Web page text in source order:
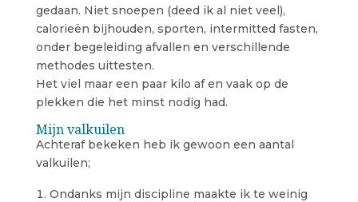
gedaan. Niet snoepen (deed ik al niet veel),
calorieën bijhouden, sporten, intermitted fasten,
onder begeleiding afvallen en verschillende
methodes uittesten.
Het viel maar een paar kilo af en vaak op de
plekken die het minst nodig had.
Mijn valkuilen
Achteraf bekeken heb ik gewoon een aantal
valkuilen;
Ondanks mijn discipline maakte ik te weinig